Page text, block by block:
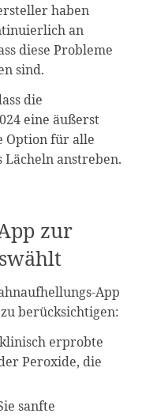
haben
an
diese Probleme
sind.
die
eine äußerst
Option für alle
anstreben.
zur
App
berücksichtigen:
erprobte
Peroxide, die
sanfte